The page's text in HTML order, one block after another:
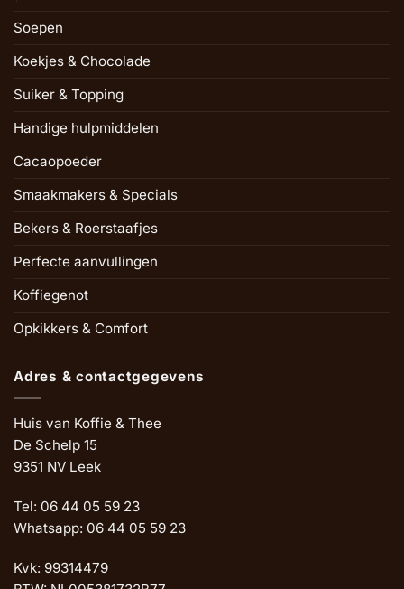
Soepen
Koekjes & Chocolade
Suiker & Topping
Handige hulpmiddelen
Cacaopoeder
Smaakmakers & Specials
Bekers & Roerstaafjes
Perfecte aanvullingen
Koffiegenot
Opkikkers & Comfort
Adres & contactgegevens
Huis van Koffie & Thee
De Schelp 15
9351 NV Leek
Tel: 06 44 05 59 23
Whatsapp: 06 44 05 59 23
Kvk: 99314479